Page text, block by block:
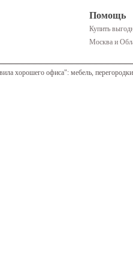
Помощь
Купить
Москва и
хорошего офиса": мебель,